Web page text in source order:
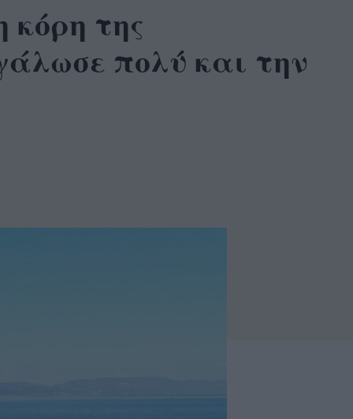
της
πολύ και την